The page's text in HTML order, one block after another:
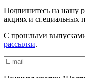
Подпишитесь на нашу
акциях и специальных
С прошлыми
рассылки.